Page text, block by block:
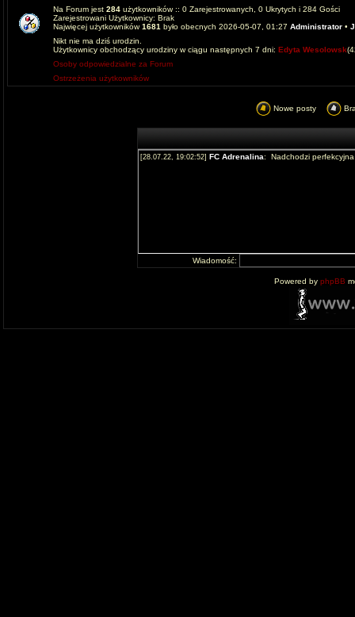
Na Forum jest 284 użytkowników :: 0 Zarejestrowanych, 0 Ukrytych i 284 Gości
Zarejestrowani Użytkownicy: Brak
Najwięcej użytkowników1681 było obecnych 2026-05-07, 01:27 Administrator •
Nikt nie ma dziś urodzin.
Użytkownicy obchodzący urodziny w ciągu następnych 7 dni: Edyta Wesolowsk
Osoby odpowiedzialne za Forum
Ostrzeżenia użytkowników
Nowe posty
Wiadomość:
Powered by phpBB